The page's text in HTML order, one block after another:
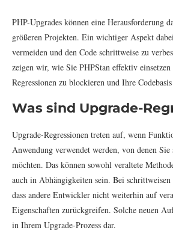
PHP-Upgrades können eine Herausforderung
größeren Projekten. Ein wichtiger Aspekt
vermeiden und den Code schrittweise zu
zeigen wir, wie Sie PHPStan effektiv
Regressionen zu blockieren und Ihre
Was sind Upgrade-
Upgrade-Regressionen treten auf, wenn
Anwendung verwendet werden, von denen
möchten. Das können sowohl veraltete
auch in Abhängigkeiten sein. Bei
dass andere Entwickler nicht weiterhin auf
Eigenschaften zurückgreifen. Solche neuen
in Ihrem Upgrade-Prozess dar.